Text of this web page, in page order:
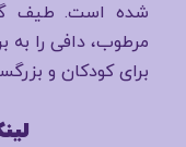
شده است. طیف
مرطوب، دافی را به
برای کودکان و